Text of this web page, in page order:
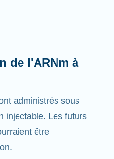
administrés sous
injectable. Les futurs
être